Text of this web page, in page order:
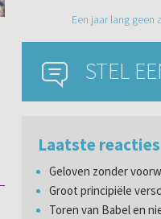
Een jaar lang
STEL
Laatste reacties
Geloven zonder
Groot principiële
Toren van Babel en